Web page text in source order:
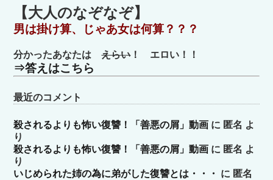
ゴ
リ
ー
【大人のなぞなぞ】
男は掛け算、じゃあ女は何算？？？
分かったあなたはえらい！ エロい！！
⇒答えはこちら
最近のコメント
殺されるよりも怖い復讐！「善悪の屑」動画 に 匿名 よ
り
殺されるよりも怖い復讐！「善悪の屑」動画 に 匿名 よ
り
いじめられた姉の為に弟がした復讐とは・・・
に 匿名